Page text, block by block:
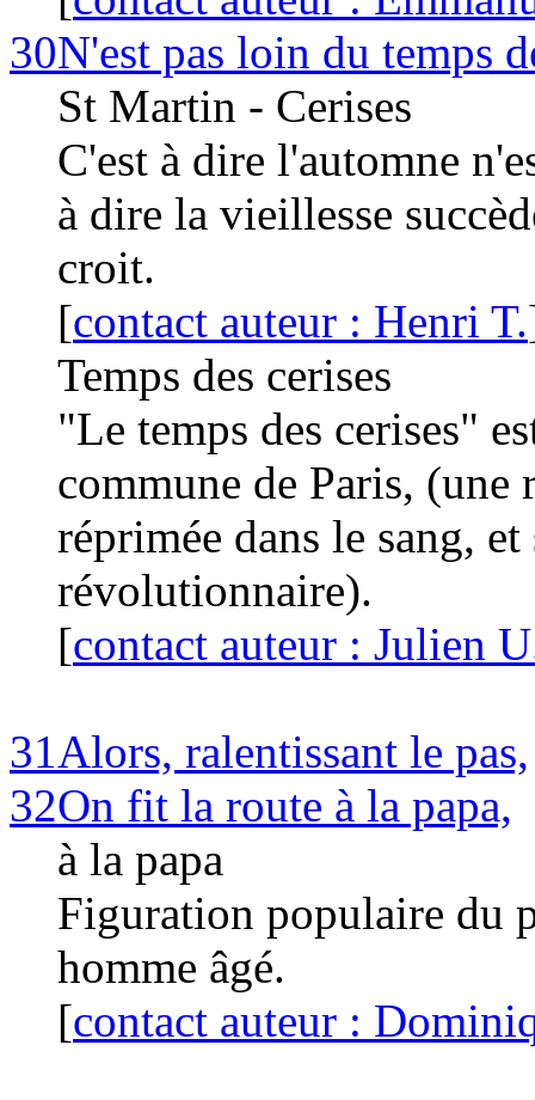
30N'est pas loin du temps
St Martin - Cerises
C'est à dire l'automne
à dire la vieillesse
croit.
[contact auteur : Henri T.
Temps des cerises
"Le temps des cerises"
commune de Paris,
réprimée dans le sang,
révolutionnaire).
[contact auteur : Julien
31Alors, ralentissant le pas,
32On fit la route à la papa,
à la papa
Figuration populaire du
homme âgé.
[contact auteur :